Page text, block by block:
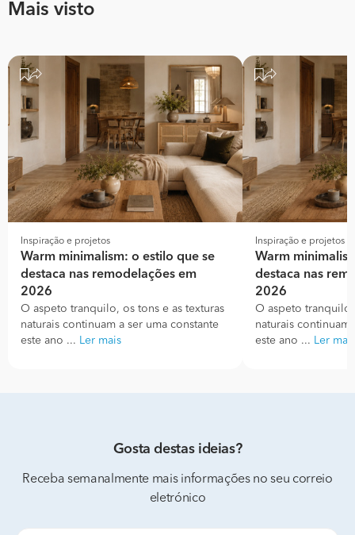
Mais visto
Inspiração e projetos
Warm minimalism: o estilo que se
destaca nas remodelações em
2026
O aspeto tranquilo, os tons e as texturas
naturais continuam a ser uma constante
este ano ... Ler mais
Inspiração e projetos
Warm
destaca nas
2026
O aspeto
naturais continuam
este ano ... Ler mais
Gosta destas ideias?
Receba semanalmente mais informações no seu correio
eletrónico